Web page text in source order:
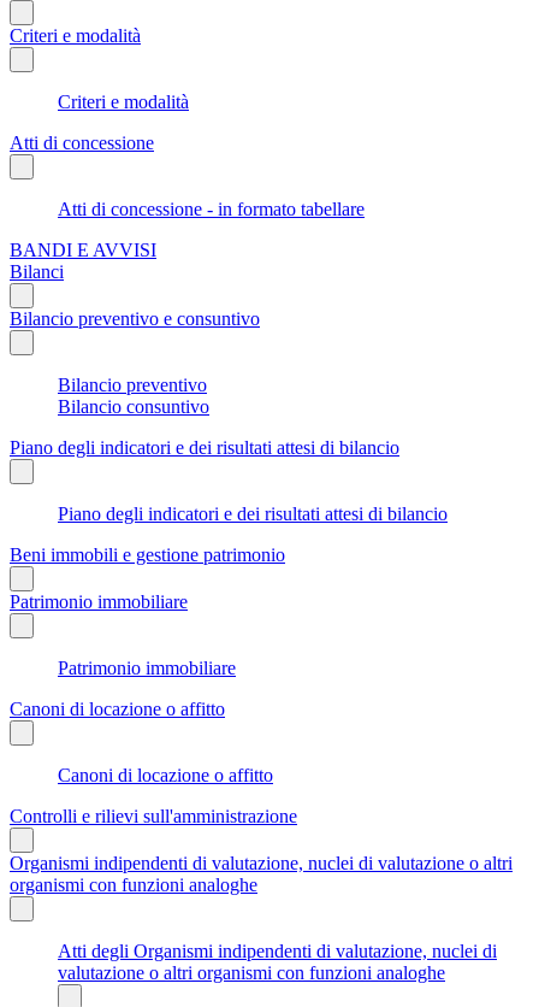
Criteri e modalità
Criteri e modalità
Atti di concessione
Atti di concessione - in formato tabellare
BANDI E AVVISI
Bilanci
Bilancio preventivo e consuntivo
Bilancio preventivo
Bilancio consuntivo
Piano degli indicatori e dei risultati attesi di bilancio
Piano degli indicatori e dei risultati attesi di bilancio
Beni immobili e gestione patrimonio
Patrimonio immobiliare
Patrimonio immobiliare
Canoni di locazione o affitto
Canoni di locazione o affitto
Controlli e rilievi sull'amministrazione
Organismi indipendenti di valutazione, nuclei di valutazione o altri
organismi con funzioni analoghe
Atti degli Organismi indipendenti di valutazione, nuclei di
valutazione o altri organismi con funzioni analoghe